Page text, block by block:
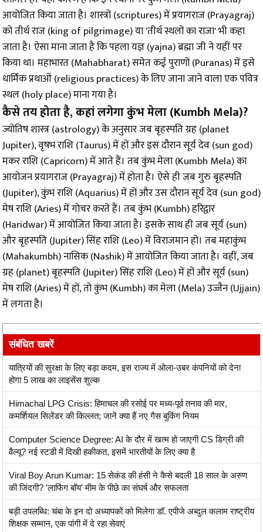
आयोजित किया जाता है। शास्त्रों (scriptures) में प्रयागराज (Prayagraj)
को तीर्थ राज (king of pilgrimage) या 'तीर्थ स्थलों का राजा' भी कहा
जाता है। ऐसा माना जाता है कि पहला यज्ञ (yajna) ब्रह्मा जी ने यहीं पर
किया था। महाभारत (Mahabharat) समेत कई पुराणों (Puranas) में इसे
धार्मिक प्रथाओं (religious practices) के लिए जाना जाने वाला एक पवित्र
स्थल (holy place) माना गया है।
कैसे तय होता है, कहां लगेगा कुंभ मेला (Kumbh Mela)?
ज्योतिष शास्त्र (astrology) के अनुसार जब बृहस्पति ग्रह (planet
Jupiter), वृषभ राशि (Taurus) में हों और इस दौरान सूर्य देव (sun god)
मकर राशि (Capricorn) में आते हैं। तब कुंभ मेला (Kumbh Mela) का
आयोजन प्रयागराज (Prayagraj) में होता है। ऐसे ही जब गुरु बृहस्पति
(Jupiter), कुंभ राशि (Aquarius) में हों और उस दौरान सूर्य देव (sun god)
मेष राशि (Aries) में गोचर करते हैं। तब कुंभ (Kumbh) हरिद्वार
(Haridwar) में आयोजित किया जाता है। इसके साथ ही जब सूर्य (sun)
और बृहस्पति (Jupiter) सिंह राशि (Leo) में विराजमान हो। तब महाकुंभ
(Mahakumbh) नासिक (Nashik) में आयोजित किया जाता है। वहीं, जब
ग्रह (planet) बृहस्पति (Jupiter) सिंह राशि (Leo) में हों और सूर्य (sun)
मेष राशि (Aries) में हों, तो कुंभ (Kumbh) का मेला (Mela) उज्जैन (Ujjain)
में लगता है।
संबंधित खबरें
यात्रियों की सुरक्षा के लिए बड़ा कदम, इस राज्य में ओला-उबर कंपनियों को देना
होगा 5 लाख का लाइसेंस शुल्क
Himachal LPG Crisis: हिमाचल की रसोई पर मध्य-पूर्व तनाव की मार,
कमर्शियल सिलेंडर की किल्लत; जानें क्या हैं नए गैस बुकिंग नियम
Computer Science Degree: AI के दौर में खत्म हो जाएगी CS डिग्री की
वैल्यू? नई स्टडी में दिखी हकीकत, इसमें भारतीयों के लिए क्या है
Viral Boy Arun Kumar: 15 सेकंड की हंसी ने कैसे बदली 18 साल के अरुण
की जिंदगी? 'लाफिंग बॉय' मीम के पीछे का संघर्ष और सफलता
बड़ी उपलब्धि: चंबा के इन दो अध्यापकों को मिलेगा डॉ. एपीजे अब्दुल कलाम राष्ट्रीय
शिक्षक सम्मान, एक पांगी में दे रहा सेवाएं